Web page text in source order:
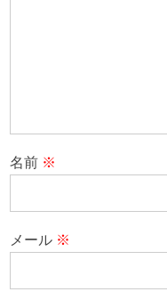
名前 ※
メール ※